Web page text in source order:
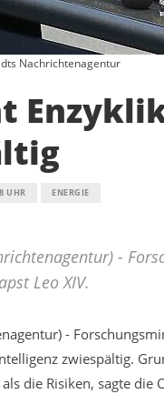
Nachrichtenagentur
UHR ENERGIE
-
Leo XIV.
-
zwiespältig.
die Risiken, sagte